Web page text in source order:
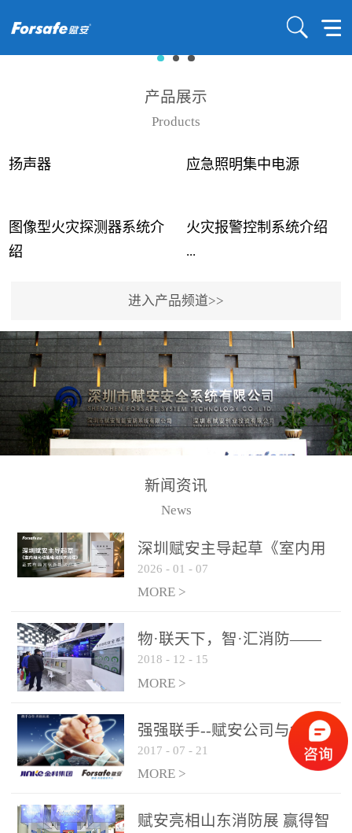
产品展示
Products
扬声器 应急照明集中电源
图像型火灾探测器系统介
绍
...
事故频发，传统的火灾探
测方法已无法满足要求。
尤其是目前众多的大型影
剧院、会议展览中心、体
育馆、大型仓库和隧道空
间等，其建筑结构特殊、
火灾隐患多。一旦发生火
传统的火灾关测器无法被
及时缺发，不能及早发现
和有效扑救火火，这不仅
力和闲难，同时也将造成
巨大的经济损失和社会影
响，基至还会造成人员伤
亡。图像型火灾探测器正
是针对这种高大空间建筑
物的消防设施、设备通过
现场图像的实时获取、预
处理和特征提取分析，实
现火焰的跟踪和识别。能
更早的进行预警，达到早
火灾报警控制系统介绍
...
用了具有仲裁机制和冗余
校验的总线传输技术、线
路状态检测与保护技术、
后向光电感烟探测技术、
高可靠的系统抗干扰技术
等多项专利技术和专有技
警领域三十多年技术积累
和工程实践的结晶。
进入产品频道>>
新闻资讯
News
深圳赋安主导起草《室内用
光动能电池技术规程》 正式
布局光伏新能源产业
2026 - 01 - 07
MORE >
物·联天下，智·汇消防——
赋安F&S 2018上海消防展圆
满落幕
2018 - 12 - 15
MORE >
强强联手--赋安公司与金科
集团达成战略合作协议
2017 - 07 - 21
MORE >
赋安亮相山东消防展 赢得智